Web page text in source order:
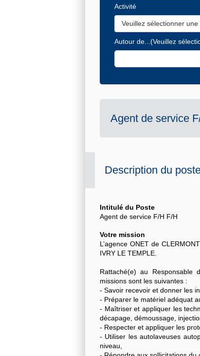
Activité
Veuillez sélectionner
Autour de...(Veuillez
Agent de service
Description du
Intitulé du Poste
Agent de service F/H F/H
Votre mission
L’agence ONET de
IVRY LE TEMPLE.
Rattaché(e) au Responsable
missions sont les suivantes :
- Savoir recevoir et donner les
- Préparer le matériel adéquat
- Maîtriser et appliquer les
décapage, démoussage,
- Respecter et appliquer les
- Utiliser les autolaveuses
niveau,